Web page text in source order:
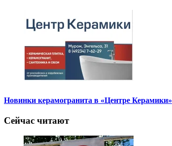
Новинки керамогранита в «Центре Керамики»
Сейчас читают